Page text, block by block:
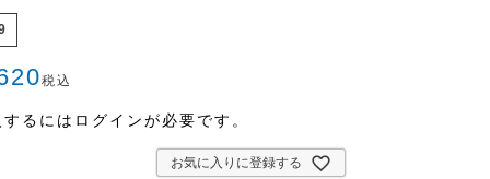
税込
るにはログインが必要です。
お気に入りに登録する